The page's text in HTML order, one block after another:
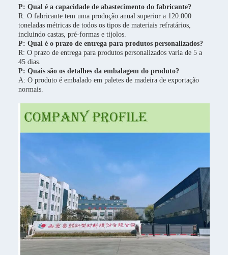
P: Qual é a capacidade de abastecimento do fabricante?
R: O fabricante tem uma produção anual superior a 120.000
toneladas métricas de todos os tipos de materiais refratários,
incluindo castas, pré-formas e tijolos.
P: Qual é o prazo de entrega para produtos personalizados?
R: O prazo de entrega para produtos personalizados varia de 5 a
45 dias.
P: Quais são os detalhes da embalagem do produto?
A: O produto é embalado em paletes de madeira de exportação
normais.